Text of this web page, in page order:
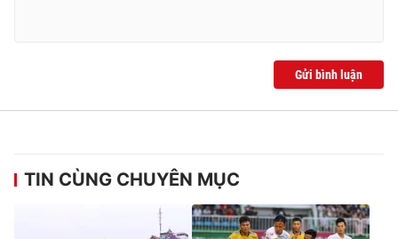
Gửi bình luận
TIN CÙNG CHUYÊN MỤC